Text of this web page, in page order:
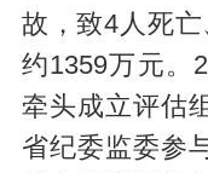
故，致4人死
约1359万元。
牵头成立评估
省纪委监委参